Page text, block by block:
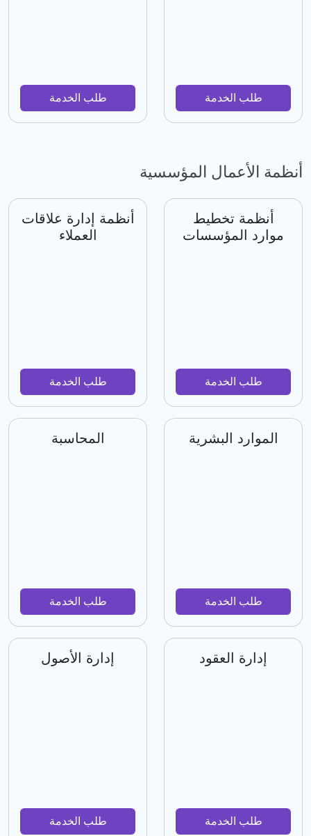
طلب الخدمة طلب الخدمة
أنظمة الأعمال المؤسسية
أنظمة تخطيط
موارد المؤسسات
طلب الخدمة
أنظمة إدارة علاقات
العملاء
طلب الخدمة
الموارد البشرية
طلب الخدمة
المحاسبة
طلب الخدمة
إدارة العقود
طلب الخدمة
إدارة الأصول
طلب الخدمة